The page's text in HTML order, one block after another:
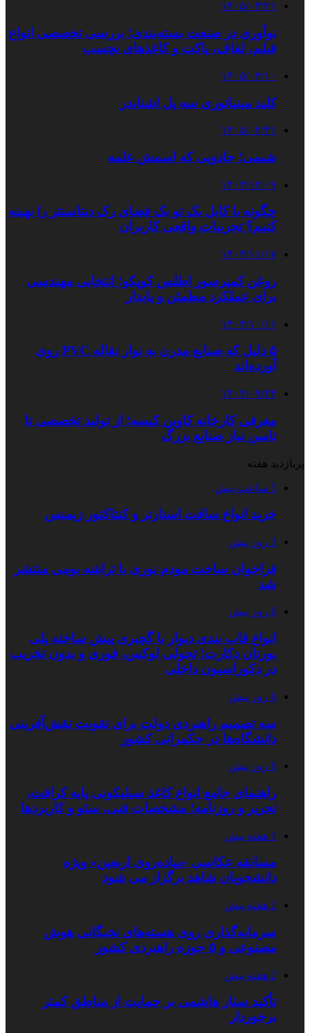
۱۴۰۵/۰۳/۲۱
نوآوری در صنعت بسته‌بندی؛ بررسی تخصصی انواع
فیلم، لفاف، پاکت و کاغذهای نچسب
۱۴۰۵/۰۳/۱۰
کلید مینیاتوری سه پل اشنایدر
۱۴۰۵/۰۲/۳۱
شیمی؛ جادویی که اسمش علمه
۱۴۰۳/۱۲/۰۹
چگونه با کابل بک تو بک فضای رک دیتاسنتر را بهینه
کنیم؟ تجربیات واقعی کاربران
۱۴۰۳/۱۱/۱۷
روغن کمپرسور اطلس کوپکو؛ انتخابی مهندسی
برای عملکرد مطمئن و پایدار
۱۴۰۳/۱۰/۱۱
۵ دلیل که صنایع مدرن به نوار نقاله PVC روی
آورده‌اند
۱۴۰۴/۰۹/۲۴
معرفی کارخانه کاوین کیسه؛ از تولید تخصصی تا
تامین نیاز صنایع بزرگ
پربازدید هفته
5 ساعت پیش
خرید انواع سافت استارتر و کنتاکتور زیمنس
3 روز پیش
فراخوان ساخت مودم نوری با تراشه بومی منتشر
شد
6 روز پیش
انواع قاب بندی دیوار با گچبری پیش ساخته پلی
یورتان دکارت؛ تحولی لوکس، فوری و بدون تخریب
در دکوراسیون داخلی
6 روز پیش
سه تصمیم راهبردی دولت برای تقویت نقش‌آفرینی
دانشگاه‌ها در حکمرانی کشور
6 روز پیش
راهنمای جامع انواع کاغذ سیلیکونی پایه کرافت،
تحریر و روزنامه؛ مشخصات فنی، سئو و کاربردها
1 هفته پیش
مسابقه عکاسی «پیاده‌روی اربعین» ویژه
دانشجویان شاهد برگزار می شود
2 هفته پیش
سرمایه‌گذاری روی هسته‌های نخبگانی هوش
مصنوعی و ۵ حوزه راهبردی کشور
2 هفته پیش
تأکید ستار هاشمی بر حمایت از مناطق کمتر
برخوردار